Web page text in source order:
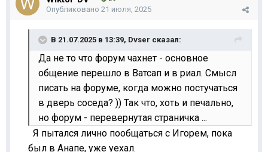
Опубликовано 21 июля, 2025
В 21.07.2025 в 13:39, Dvser сказал:
Да не то что форум чахнет - основное
общение перешло в Ватсап и в риал. Смысл
писать на форуме, когда можно постучаться
в дверь соседа? )) Так что, хоть и печально,
но форум - перевернутая страничка ...
Я пытался лично пообщаться с Игорем, пока
был в Анапе, уже уехал.